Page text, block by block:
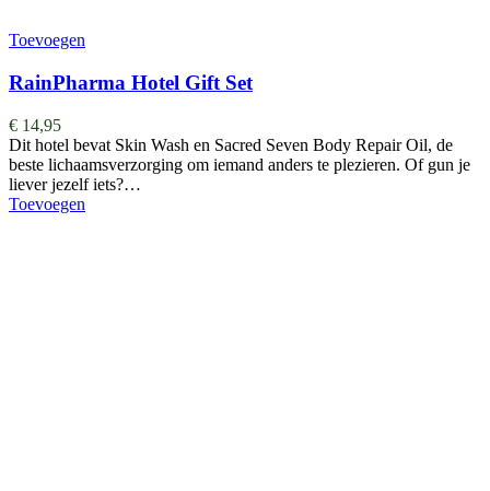
Toevoegen
RainPharma Hotel Gift Set
€ 14,95
Dit hotel bevat Skin Wash en Sacred Seven Body Repair Oil, de
beste lichaamsverzorging om iemand anders te plezieren. Of gun je
liever jezelf iets?…
Toevoegen